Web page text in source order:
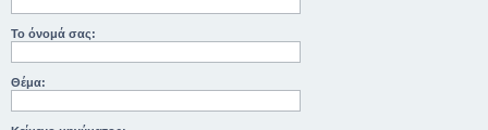
Το όνομά σας:
Θέμα: